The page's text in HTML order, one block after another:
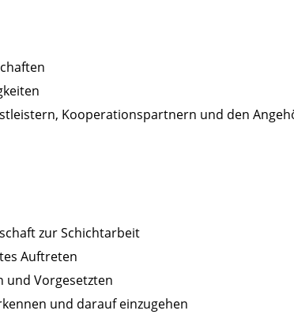
Kooperationspartnern und den
zur Schichtarbeit
Auftreten
und Vorgesetzten
und darauf einzugehen